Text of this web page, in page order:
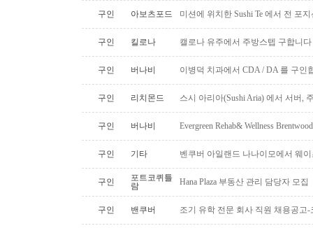
구인 아보츠포드 미션에 위치한 Sushi Te 에서 전 포
구인 킬로나 캘로나 유주에서 주방스텝 구합니다
구인 버나비 이병덕 치과에서 CDA / DA 를 구인
구인 리치몬드 스시 아리아(Sushi Aria) 에서 서버,
구인 버나비 Evergreen Rehab& Wellness
구인 기타 벤쿠버 아일랜드 나나이모에서 웨
구인
포트코퀴틀
람
Hana Plaza 부동산 관리 담당자 모집
구인 밴쿠버 조기 유학 전문 회사 직원 채용공고